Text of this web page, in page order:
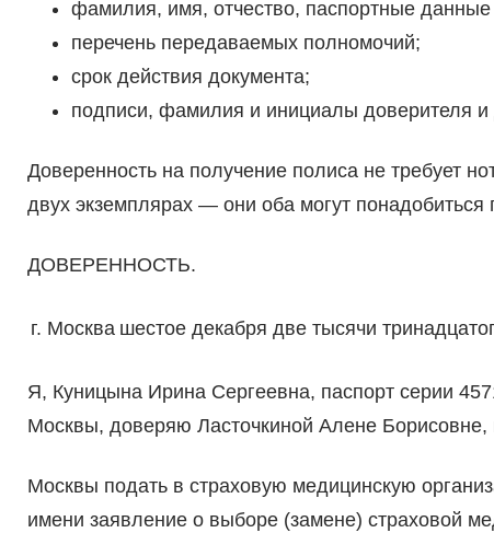
фамилия, имя, отчество, паспортные
перечень передаваемых полномочий;
срок действия документа;
подписи, фамилия и инициалы доверителя и
Доверенность на получение полиса не требует
двух экземплярах — они оба могут
ДОВЕРЕННОСТЬ.
г. Москва шестое декабря две тысячи
Я, Куницына Ирина Сергеевна, паспорт серии
Москвы, доверяю Ласточкиной Алене
Москвы подать в страховую медицинскую
имени заявление о выборе (замене) страховой